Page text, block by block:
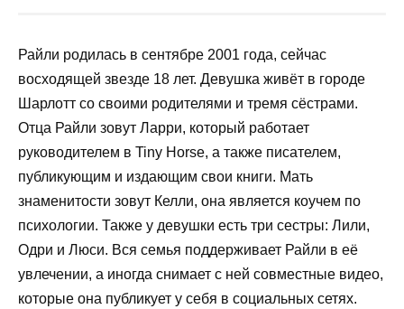
Райли родилась в сентябре 2001 года, сейчас
восходящей звезде 18 лет. Девушка живёт в городе
Шарлотт со своими родителями и тремя сёстрами.
Отца Райли зовут Ларри, который работает
руководителем в Tiny Horse, а также писателем,
публикующим и издающим свои книги. Мать
знаменитости зовут Келли, она является коучем по
психологии. Также у девушки есть три сестры: Лили,
Одри и Люси. Вся семья поддерживает Райли в её
увлечении, а иногда снимает с ней совместные видео,
которые она публикует у себя в социальных сетях.